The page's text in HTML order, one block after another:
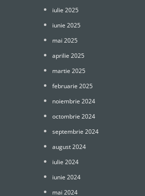
iulie 2025
iunie 2025
mai 2025
aprilie 2025
martie 2025
februarie 2025
noiembrie 2024
octombrie 2024
septembrie 2024
august 2024
iulie 2024
iunie 2024
mai 2024